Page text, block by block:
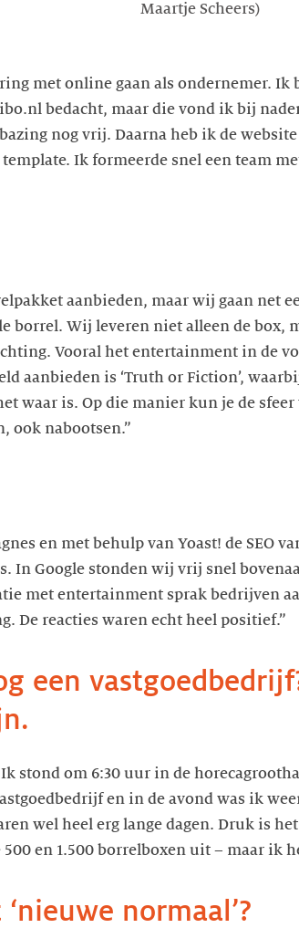
Maartje Scheers)
met online gaan als ondernemer. Ik
bedacht, maar die vond ik bij
nog vrij. Daarna heb ik de
Ik formeerde snel een team
aanbieden, maar wij gaan net
borrel. Wij leveren niet alleen de box,
Vooral het entertainment in de
aanbieden is ‘Truth or Fiction’,
waar is. Op die manier kun je de
ook nabootsen.”
en met behulp van Yoast! de SEO
In Google stonden wij vrij snel
met entertainment sprak bedrijven
De reacties waren echt heel positief.”
een
stond om 6:30 uur in de
en in de avond was ik
wel heel erg lange dagen. Druk is
en 1.500 borrelboxen uit – maar ik
normaal’?